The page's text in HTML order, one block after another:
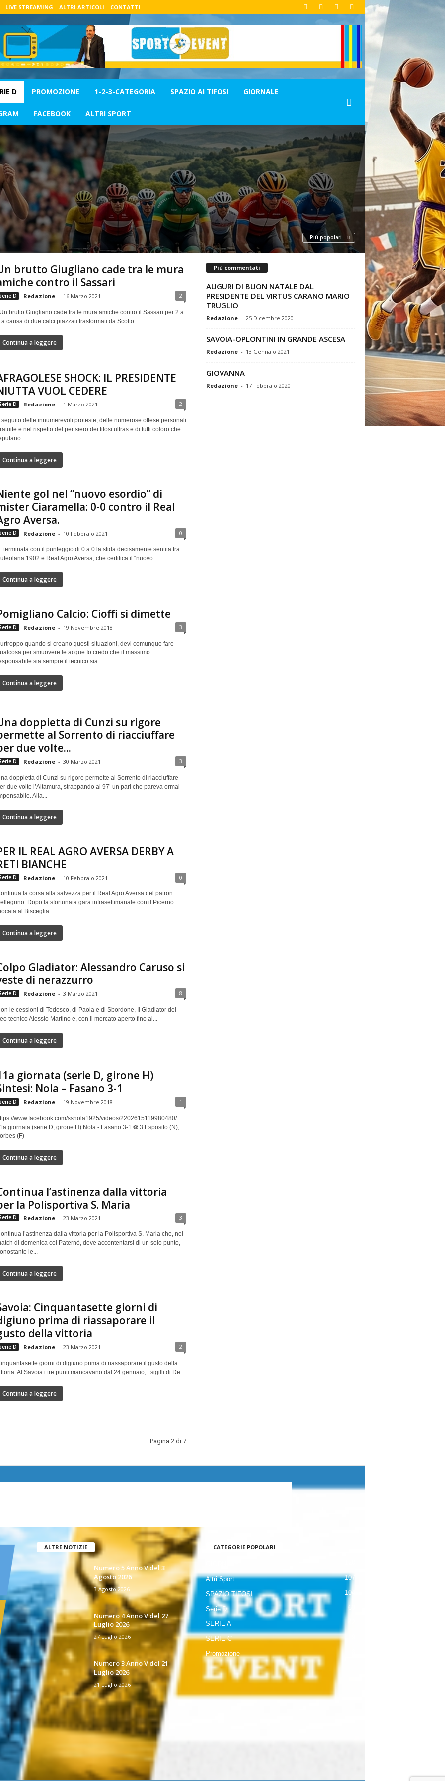
LIVE STREAMING ALTRI ARTICOLI CONTATTI
D PROMOZIONE 1-2-3-CATEGORIA SPAZIO AI TIFOSI GIORNALE
FACEBOOK ALTRI SPORT
SPORT CALCIO CALCIO A 5
CALCIO FEMMINILE
MERCOLEDI NEWS PROMOZIONE SERIE A
SERIE C
Più popolari
brutto Giugliano cade tra le mura
contro il Sassari
D Redazione - 16 Marzo 2021 2
Un brutto Giugliano cade tra le mura amiche contro il Sassari per 2 a
a causa di due calci piazzati trasformati da Scotto...
Continua a leggere
SHOCK: IL PRESIDENTE
VUOL CEDERE
D Redazione - 1 Marzo 2021 2
seguito delle innumerevoli proteste, delle numerose offese personali
e nel rispetto del pensiero dei tifosi ultras e di tutti coloro che
Continua a leggere
gol nel “nuovo esordio” di
Ciaramella: 0-0 contro il Real
Aversa.
D Redazione - 10 Febbraio 2021 0
terminata con il punteggio di 0 a 0 la sfida decisamente sentita tra
1902 e Real Agro Aversa, che certifica il “nuovo...
Continua a leggere
Calcio: Cioffi si dimette
D Redazione - 19 Novembre 2018 3
quando si creano questi situazioni, devi comunque fare
per smuovere le acque.Io credo che il massimo
sia sempre il tecnico sia...
Continua a leggere
doppietta di Cunzi su rigore
al Sorrento di riacciuffare
due volte...
D Redazione - 30 Marzo 2021 3
doppietta di Cunzi su rigore permette al Sorrento di riacciuffare
due volte l’Altamura, strappando al 97’ un pari che pareva ormai
Alla...
Continua a leggere
IL REAL AGRO AVERSA DERBY A
BIANCHE
D Redazione - 10 Febbraio 2021 0
la corsa alla salvezza per il Real Agro Aversa del patron
Dopo la sfortunata gara infrasettimanale con il Picerno
al Bisceglia...
Continua a leggere
Gladiator: Alessandro Caruso si
di nerazzurro
D Redazione - 3 Marzo 2021 8
le cessioni di Tedesco, di Paola e di Sbordone, Il Gladiator del
tecnico Alessio Martino e, con il mercato aperto fino al...
Continua a leggere
giornata (serie D, girone H)
Nola – Fasano 3-1
D Redazione - 19 Novembre 2018 1
www.facebook.com/ssnola1925/videos/2202615119980480/
giornata (serie D, girone H) Nola - Fasano 3-1 ⚽ 3 Esposito (N);
(F)
Continua a leggere
l’astinenza dalla vittoria
la Polisportiva S. Maria
D Redazione - 23 Marzo 2021 3
l’astinenza dalla vittoria per la Polisportiva S. Maria che, nel
di domenica col Paternò, deve accontentarsi di un solo punto,
le...
Continua a leggere
Cinquantasette giorni di
prima di riassaporare il
della vittoria
D Redazione - 23 Marzo 2021 2
giorni di digiuno prima di riassaporare il gusto della
Al Savoia i tre punti mancavano dal 24 gennaio, i sigilli di De...
Continua a leggere
Pagina 2 di 7
Più commentati
AUGURI DI BUON NATALE DAL
PRESIDENTE DEL VIRTUS CARANO MARIO
TRUGLIO
Redazione - 25 Dicembre 2020
SAVOIA-OPLONTINI IN GRANDE ASCESA
Redazione - 13 Gennaio 2021
GIOVANNA
Redazione - 17 Febbraio 2020
ALTRE NOTIZIE
Numero 5 Anno V del 3
Agosto 2026
3 Agosto 2026
Numero 4 Anno V del 27
Luglio 2026
27 Luglio 2026
Numero 3 Anno V del 21
Luglio 2026
21 Luglio 2026
CATEGORIE POPOLARI
Altri Sport 107
SPAZIO TIFOSI 104
Serie D 63
SERIE A
SERIE C
Promozione